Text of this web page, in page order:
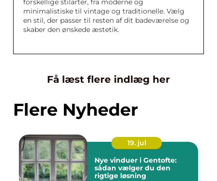
forskellige stilarter, fra moderne og
minimalistiske til vintage og traditionelle. Vælg
en stil, der passer til resten af dit badeværelse og
skaber den ønskede æstetik.
Få læst flere indlæg her
Flere Nyheder
19. jul
Nye vinduer i Gentofte:
sådan vælger du den
rigtige løsning